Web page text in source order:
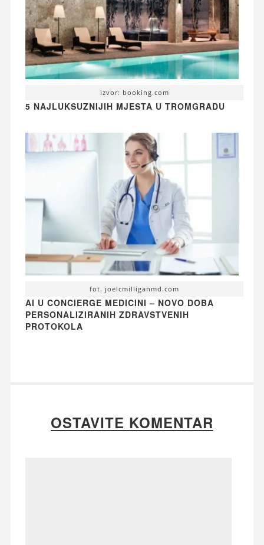
izvor: booking.com
5 NAJLUKSUZNIJIH MJESTA U TROMGRADU
fot. joelcmilliganmd.com
AI U CONCIERGE MEDICINI – NOVO DOBA
PERSONALIZIRANIH ZDRAVSTVENIH
PROTOKOLA
OSTAVITE KOMENTAR